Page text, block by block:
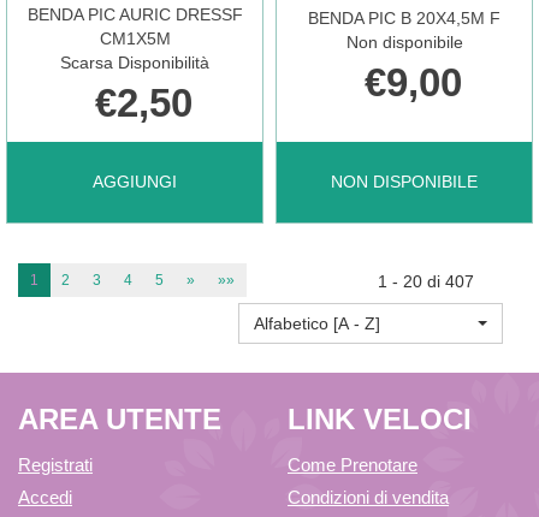
100PZ AL
CARRELLO
BENDA PIC AURIC DRESSF
CM1X5M
Scarsa Disponibilità
€2,50
AGGIUNGI
AGGIUNGI BENDA
PIC
DRESSF
CM1X5M AL
BENDA PIC B 20X4,5M F
Non disponibile
€9,00
NON DISPONIBILE
BENDA
B
20X4,5M
F NON
1 2 3 4 5 » »» 1 - 20 di 407
Alfabetico [A - Z]
AREA UTENTE
Registrati
Accedi
LINK VELOCI
Come Prenotare
Condizioni di vendita